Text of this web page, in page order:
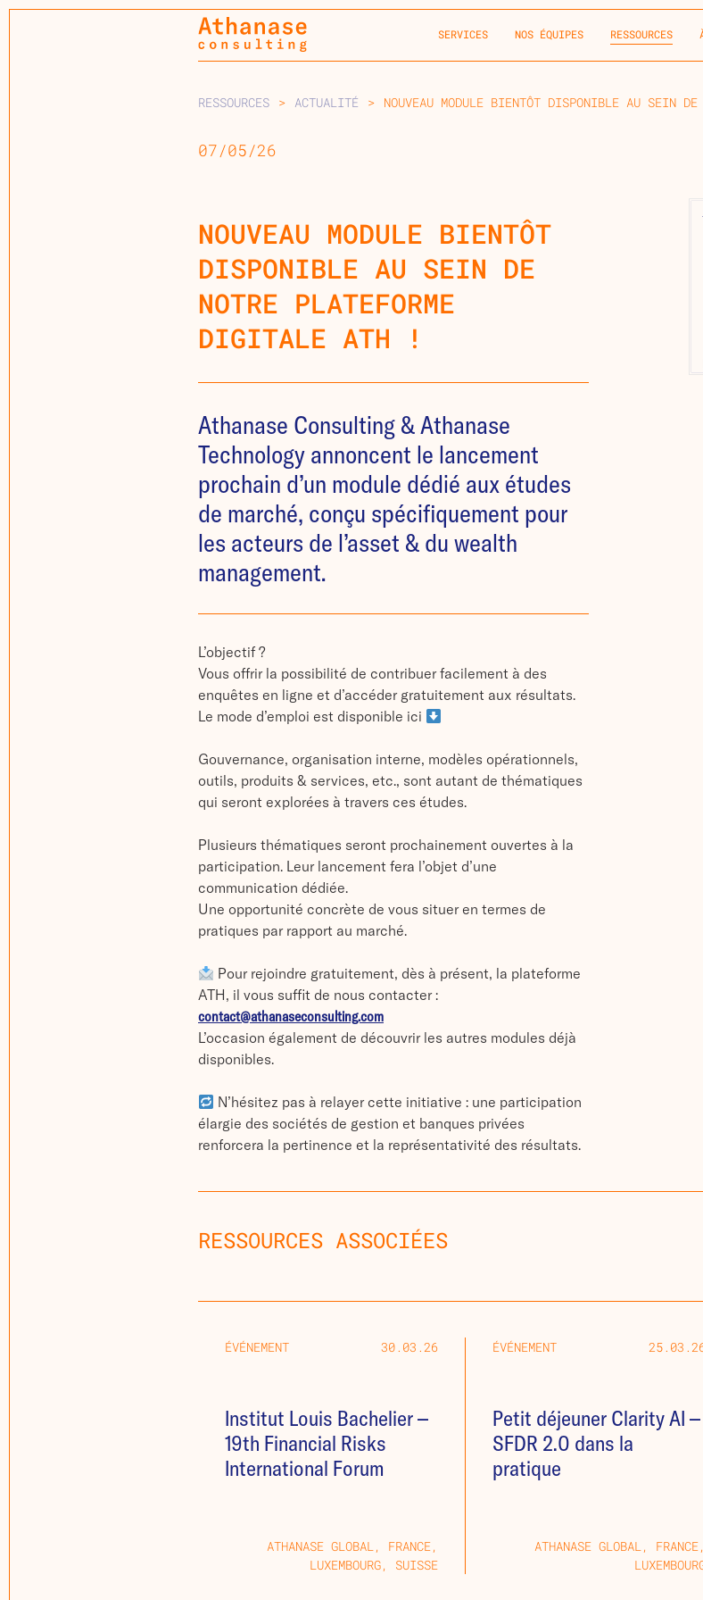
SERVICES NOS ÉQUIPES RESSOURCES
RESSOURCES > ACTUALITÉ > NOUVEAU MODULE BIENTÔT DISPONIBLE AU SEIN
07/05/26
NOUVEAU MODULE BIENTÔT
DISPONIBLE AU SEIN DE
NOTRE PLATEFORME
DIGITALE ATH !
Athanase Consulting & Athanase
Technology annoncent le lancement
prochain d’un module dédié aux études
de marché, conçu spécifiquement pour
les acteurs de l’asset & du wealth
management.
L’objectif ?
Vous offrir la possibilité de contribuer facilement à des
enquêtes en ligne et d’accéder gratuitement aux résultats.
Le mode d’emploi est disponible ici
Gouvernance, organisation interne, modèles opérationnels,
outils, produits & services, etc., sont autant de thématiques
qui seront explorées à travers ces études.
Plusieurs thématiques seront prochainement ouvertes à la
participation. Leur lancement fera l’objet d’une
communication dédiée.
Une opportunité concrète de vous situer en termes de
pratiques par rapport au marché.
Pour rejoindre gratuitement, dès à présent, la plateforme
ATH, il vous suffit de nous contacter :
contact@athanaseconsulting.com
L’occasion également de découvrir les autres modules déjà
disponibles.
N’hésitez pas à relayer cette initiative : une participation
élargie des sociétés de gestion et banques privées
renforcera la pertinence et la représentativité des résultats.
RESSOURCES ASSOCIÉES
ÉVÉNEMENT 30.03.26
Institut Louis Bachelier –
19th Financial Risks
International Forum
ATHANASE GLOBAL, FRANCE,
LUXEMBOURG, SUISSE
ÉVÉNEMENT
Petit déjeuner Clarity AI –
SFDR 2.0 dans la
pratique
ATHANASE GLOBAL, FRANCE,